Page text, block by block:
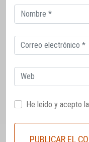
Correo
electrónico
Correo
electrónico
Web
He leido y acepto la